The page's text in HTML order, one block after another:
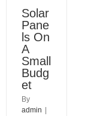
Solar
Pane
ls On
A
Small
Budg
et
By
admin